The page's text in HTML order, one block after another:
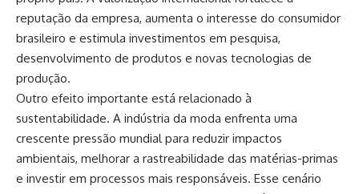
reputação da empresa, aumenta o interesse do consumidor
brasileiro e estimula investimentos em pesquisa,
desenvolvimento de produtos e novas tecnologias de
produção.
Outro efeito importante está relacionado à
sustentabilidade. A indústria da moda enfrenta uma
crescente pressão mundial para reduzir impactos
ambientais, melhorar a rastreabilidade das matérias-primas
e investir em processos mais responsáveis. Esse cenário